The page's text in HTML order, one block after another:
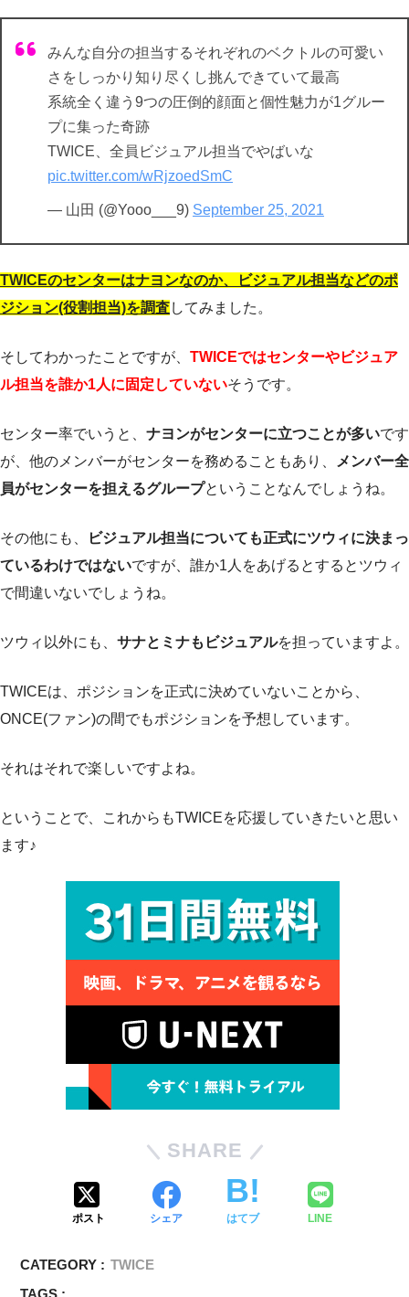
みんな自分の担当するそれぞれのベクトルの可愛い
さをしっかり知り尽くし挑んできていて最高
系統全く違う9つの圧倒的顔面と個性魅力が1グルー
プに集った奇跡
TWICE、全員ビジュアル担当でやばいな
pic.twitter.com/wRjzoedSmC
— 山田 (@Yooo___9) September 25, 2021
TWICEのセンターはナヨンなのか、ビジュアル担当などのポ
ジション(役割担当)を調査してみました。
そしてわかったことですが、 TWICEではセンターやビジュア
ル担当を誰か1人に固定していないそうです。
センター率でいうと、 ナヨンがセンターに立つことが多いです
が、他のメンバーがセンターを務めることもあり、
メンバー全
員がセンターを担えるグループということなんでしょうね。
その他にも、
ビジュアル担当についても正式にツウィに決まっ
ているわけではないですが、誰か1人をあげるとするとツウィ
で間違いないでしょうね。
ツウィ以外にも、 サナとミナもビジュアルを担っていますよ。
TWICEは、ポジションを正式に決めていないことから、
ONCE(ファン)の間でもポジションを予想しています。
それはそれで楽しいですよね。
ということで、これからもTWICEを応援していきたいと思い
ます♪
SHARE
ポスト シェア はてブ LINE
CATEGORY : TWICE
TAGS :